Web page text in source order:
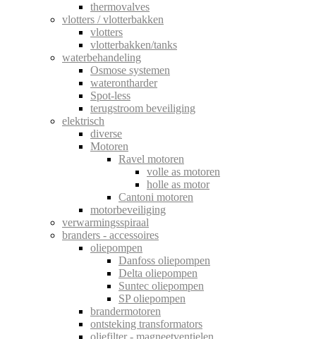
thermovalves
vlotters / vlotterbakken
vlotters
vlotterbakken/tanks
waterbehandeling
Osmose systemen
waterontharder
Spot-less
terugstroom beveiliging
elektrisch
diverse
Motoren
Ravel motoren
volle as motoren
holle as motor
Cantoni motoren
motorbeveiliging
verwarmingsspiraal
branders - accessoires
oliepompen
Danfoss oliepompen
Delta oliepompen
Suntec oliepompen
SP oliepompen
brandermotoren
ontsteking transformators
oliefilter - magneetventielen